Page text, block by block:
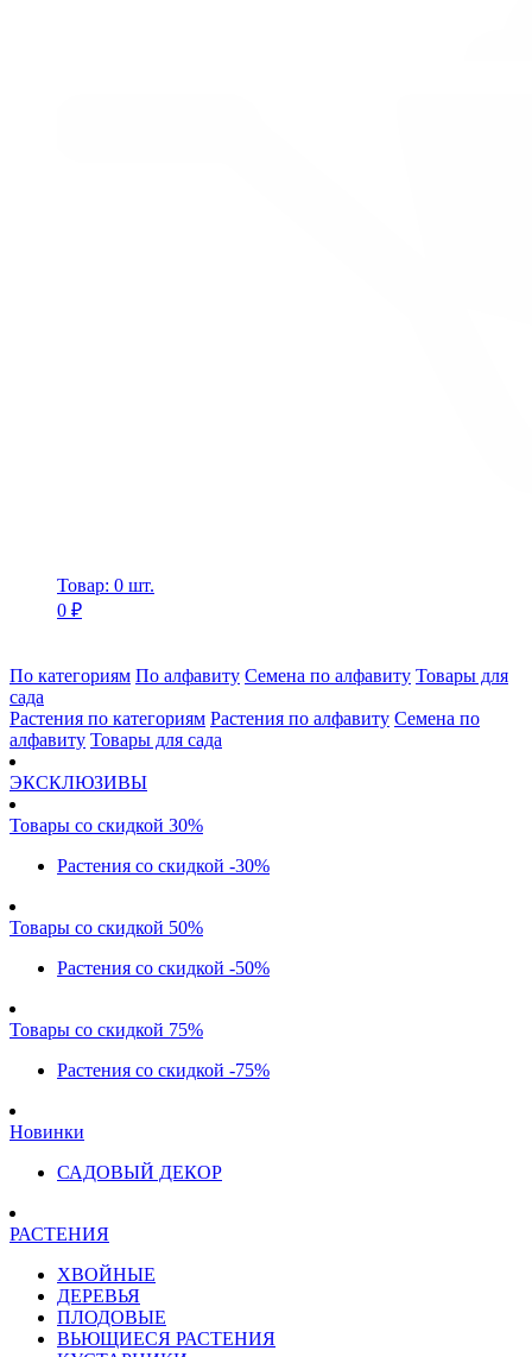
Товар: 0 шт.
0 ₽
По категориям По алфавиту Семена по алфавиту Товары для
сада
Растения по категориям Растения по алфавиту Семена по
алфавиту Товары для сада
ЭКСКЛЮЗИВЫ
Товары со скидкой 30%
Растения со скидкой -30%
Товары со скидкой 50%
Растения со скидкой -50%
Товары со скидкой 75%
Растения со скидкой -75%
Новинки
САДОВЫЙ ДЕКОР
РАСТЕНИЯ
ХВОЙНЫЕ
ДЕРЕВЬЯ
ПЛОДОВЫЕ
ВЬЮЩИЕСЯ РАСТЕНИЯ